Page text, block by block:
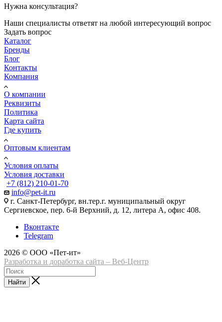
Нужна консультация?
Наши специалисты ответят на любой интересующий вопрос
Задать вопрос
Каталог
Бренды
Блог
Контакты
Компания
О компании
Реквизиты
Политика
Карта сайта
Где купить
Оптовым клиентам
Условия оплаты
Условия доставки
+7 (812) 210-01-70
info@pet-it.ru
г. Санкт-Петербург, вн.тер.г. муниципальный округ
Сергиевское, пер. 6-й Верхний, д. 12, литера А, офис 408.
Вконтакте
Telegram
2026 © ООО «Пет-ит»
Разработка и доработка сайта – Веб-Центр
Найти